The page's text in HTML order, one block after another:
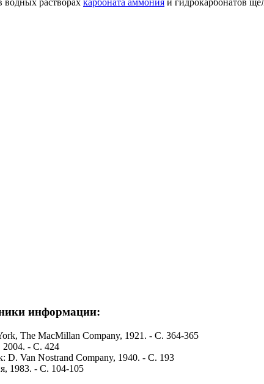
водных растворах карбоната аммония и гидрокарбонатов
информации:
The MacMillan Company, 1921. - С. 364-365
2004. - С. 424
D. Van Nostrand Company, 1940. - С. 193
1983. - С. 104-105